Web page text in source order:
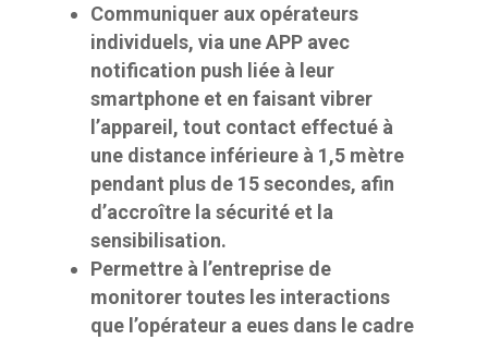
Communiquer aux opérateurs
individuels, via une APP avec
notification push liée à leur
smartphone et en faisant vibrer
l’appareil, tout contact effectué à
une distance inférieure à 1,5 mètre
pendant plus de 15 secondes, afin
d’accroître la sécurité et la
sensibilisation.
Permettre à l’entreprise de
monitorer toutes les interactions
que l’opérateur a eues dans le cadre